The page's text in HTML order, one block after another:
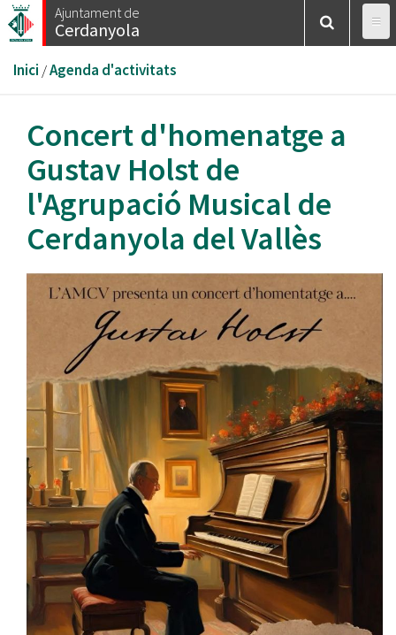
Vés
al
Ajuntament de
Cerdanyola
Esteu
aquí
Inici /Agenda d'activitats
Concert d'homenatge a
Gustav Holst de
l'Agrupació Musical de
Cerdanyola del Vallès